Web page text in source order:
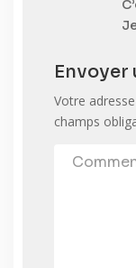
Votre
champs